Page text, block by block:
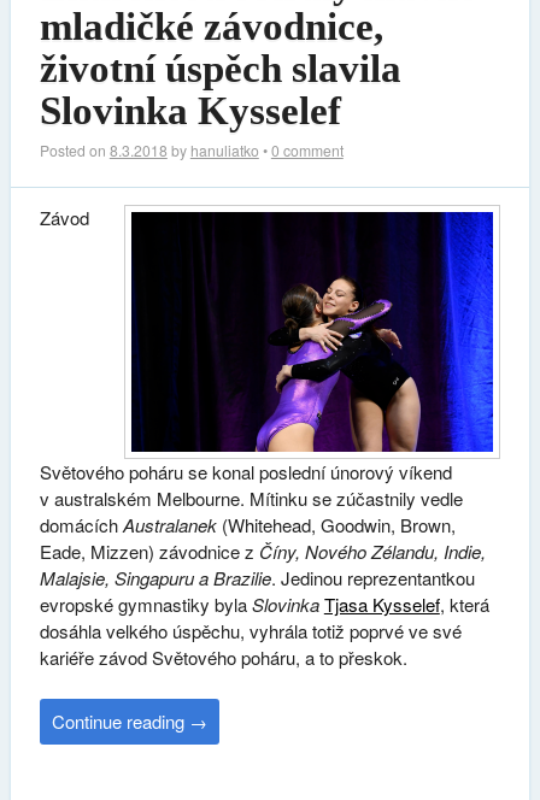
mladičké závodnice,
životní úspěch slavila
Slovinka Kysselef
Posted on 8.3.2018 by hanuliatko •0 comment
Závod
Světového poháru se konal poslední únorový víkend
v australském Melbourne. Mítinku se zúčastnily vedle
domácíchAustralanek(Whitehead, Goodwin, Brown,
Eade, Mizzen) závodnice z Číny, Nového Zélandu, Indie,
Malajsie, Singapuru a Brazilie. Jedinou reprezentantkou
evropské gymnastiky bylaSlovinkaTjasa Kysselef, která
dosáhla velkého úspěchu, vyhrála totiž poprvé ve své
kariéře závod Světového poháru, a to přeskok.
Continue reading →